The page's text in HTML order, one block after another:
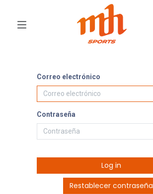
Correo electrónico
Contraseña
Log in
Restablecer contraseña